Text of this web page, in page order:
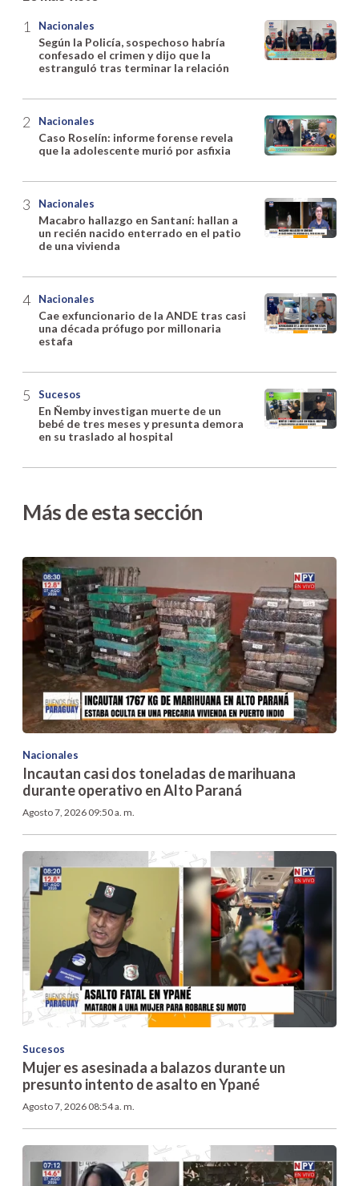
Nacionales
Según la Policía, sospechoso habría
confesado el crimen y dijo que la
estranguló tras terminar la relación
Nacionales
Caso Roselín: informe forense revela
que la adolescente murió por asfixia
Nacionales
Macabro hallazgo en Santaní: hallan a
un recién nacido enterrado en el patio
de una vivienda
Nacionales
Cae exfuncionario de la ANDE tras casi
una década prófugo por millonaria
estafa
Sucesos
En Ñemby investigan muerte de un
bebé de tres meses y presunta demora
en su traslado al hospital
Más de esta sección
Nacionales
Incautan casi dos toneladas de marihuana
durante operativo en Alto Paraná
Agosto 7, 2026 09:50 a. m.
Sucesos
Mujer es asesinada a balazos durante un
presunto intento de asalto en Ypané
Agosto 7, 2026 08:54 a. m.